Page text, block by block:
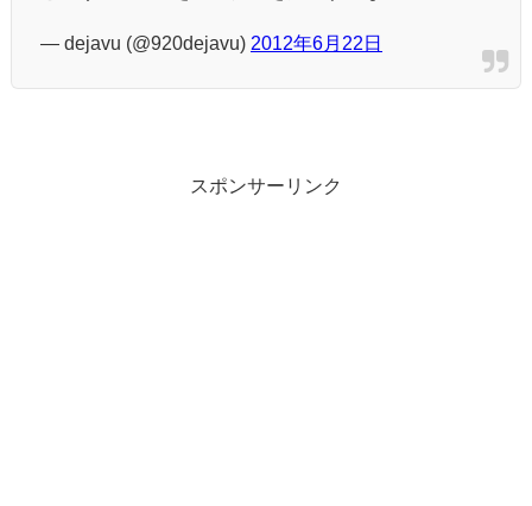
— dejavu (@920dejavu) 2012年6月22日
スポンサーリンク